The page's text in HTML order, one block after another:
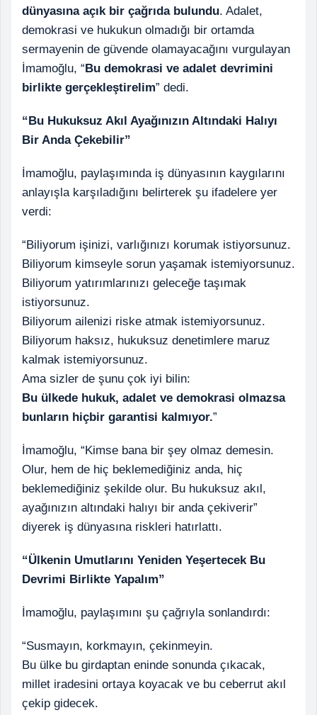
dünyasına açık bir çağrıda bulundu. Adalet,
demokrasi ve hukukun olmadığı bir ortamda
sermayenin de güvende olamayacağını vurgulayan
İmamoğlu, “Bu demokrasi ve adalet devrimini
birlikte gerçekleştirelim” dedi.
“Bu Hukuksuz Akıl Ayağınızın Altındaki Halıyı
Bir Anda Çekebilir”
İmamoğlu, paylaşımında iş dünyasının kaygılarını
anlayışla karşıladığını belirterek şu ifadelere yer
verdi:
“Biliyorum işinizi, varlığınızı korumak istiyorsunuz.
Biliyorum kimseyle sorun yaşamak istemiyorsunuz.
Biliyorum yatırımlarınızı geleceğe taşımak
istiyorsunuz.
Biliyorum ailenizi riske atmak istemiyorsunuz.
Biliyorum haksız, hukuksuz denetimlere maruz
kalmak istemiyorsunuz.
Ama sizler de şunu çok iyi bilin:
Bu ülkede hukuk, adalet ve demokrasi olmazsa
bunların hiçbir garantisi kalmıyor.”
İmamoğlu, “Kimse bana bir şey olmaz demesin.
Olur, hem de hiç beklemediğiniz anda, hiç
beklemediğiniz şekilde olur. Bu hukuksuz akıl,
ayağınızın altındaki halıyı bir anda çekiverir”
diyerek iş dünyasına riskleri hatırlattı.
“Ülkenin Umutlarını Yeniden Yeşertecek Bu
Devrimi Birlikte Yapalım”
İmamoğlu, paylaşımını şu çağrıyla sonlandırdı:
“Susmayın, korkmayın, çekinmeyin.
Bu ülke bu girdaptan eninde sonunda çıkacak,
millet iradesini ortaya koyacak ve bu ceberrut akıl
çekip gidecek.